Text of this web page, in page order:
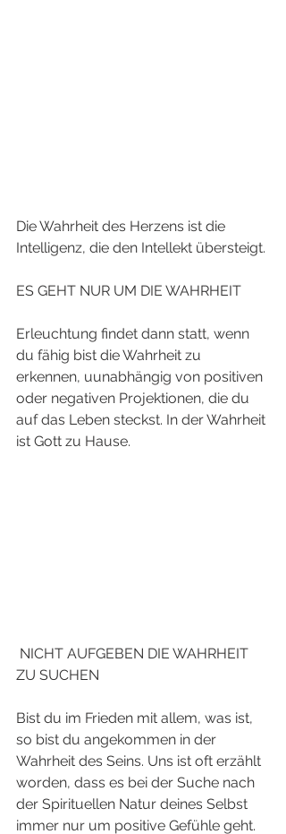
Die Wahrheit des Herzens ist die
Intelligenz, die den Intellekt übersteigt.
ES GEHT NUR UM DIE WAHRHEIT
Erleuchtung findet dann statt, wenn
du fähig bist die Wahrheit zu
erkennen, uunabhängig von positiven
oder negativen Projektionen, die du
auf das Leben steckst. In der Wahrheit
ist Gott zu Hause.
ZU SUCHEN
Bist du im Frieden mit allem, was ist,
so bist du angekommen in der
Wahrheit des Seins. Uns ist oft erzählt
worden, dass es bei der Suche nach
der Spirituellen Natur deines Selbst
immer nur um positive Gefühle geht.